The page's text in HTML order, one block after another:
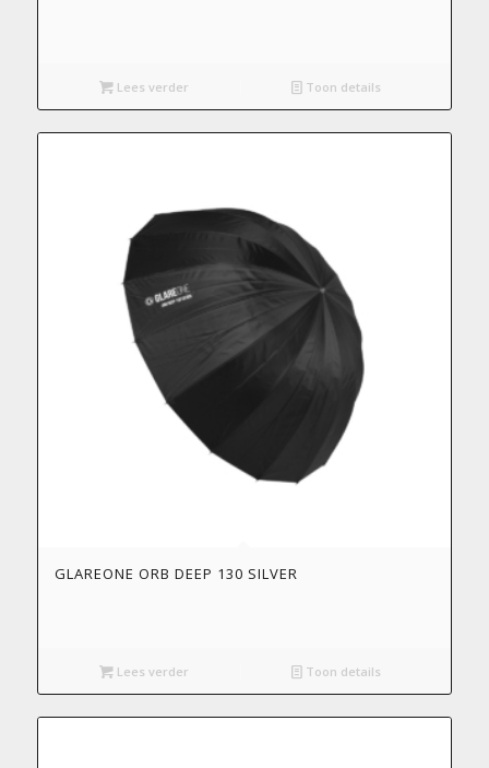
Lees verder Toon details
GLAREONE ORB DEEP 130 SILVER
Lees verder Toon details